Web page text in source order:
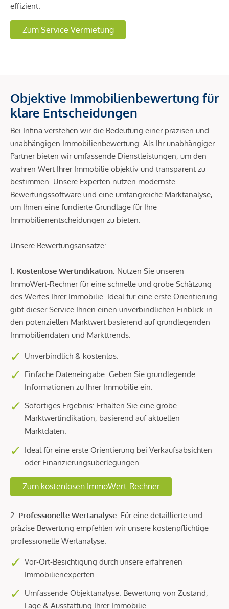
effizient.
Zum Service Vermietung
Objektive Immobilienbewertung für
klare Entscheidungen
Bei Infina verstehen wir die Bedeutung einer präzisen und
unabhängigen Immobilienbewertung. Als Ihr unabhängiger
Partner bieten wir umfassende Dienstleistungen, um den
wahren Wert Ihrer Immobilie objektiv und transparent zu
bestimmen. Unsere Experten nutzen modernste
Bewertungssoftware und eine umfangreiche Marktanalyse,
um Ihnen eine fundierte Grundlage für Ihre
Immobilienentscheidungen zu bieten.
Unsere Bewertungsansätze:
1. Kostenlose Wertindikation: Nutzen Sie unseren
ImmoWert-Rechner für eine schnelle und grobe Schätzung
des Wertes Ihrer Immobilie. Ideal für eine erste Orientierung
gibt dieser Service Ihnen einen unverbindlichen Einblick in
den potenziellen Marktwert basierend auf grundlegenden
Immobiliendaten und Markttrends.
Unverbindlich & kostenlos.
Einfache Dateneingabe: Geben Sie grundlegende
Informationen zu Ihrer Immobilie ein.
Sofortiges Ergebnis: Erhalten Sie eine grobe
Marktwertindikation, basierend auf aktuellen
Marktdaten.
Ideal für eine erste Orientierung bei Verkaufsabsichten
oder Finanzierungsüberlegungen.
Zum kostenlosen ImmoWert-Rechner
2. Professionelle Wertanalyse: Für eine detaillierte und
präzise Bewertung empfehlen wir unsere kostenpflichtige
professionelle Wertanalyse.
Vor-Ort-Besichtigung durch unsere erfahrenen
Immobilienexperten.
Umfassende Objektanalyse: Bewertung von Zustand,
Lage & Ausstattung Ihrer Immobilie.